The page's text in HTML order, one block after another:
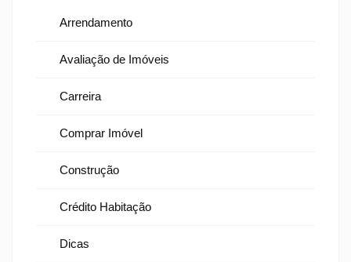
Arrendamento
Avaliação de Imóveis
Carreira
Comprar Imóvel
Construção
Crédito Habitação
Dicas